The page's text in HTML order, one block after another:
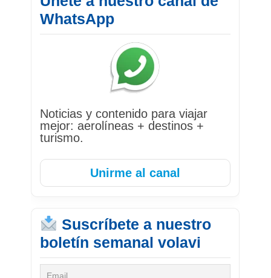
WhatsApp
Noticias y contenido para viajar
mejor: aerolíneas + destinos +
turismo.
Unirme al canal
Suscríbete a nuestro
boletín semanal volavi